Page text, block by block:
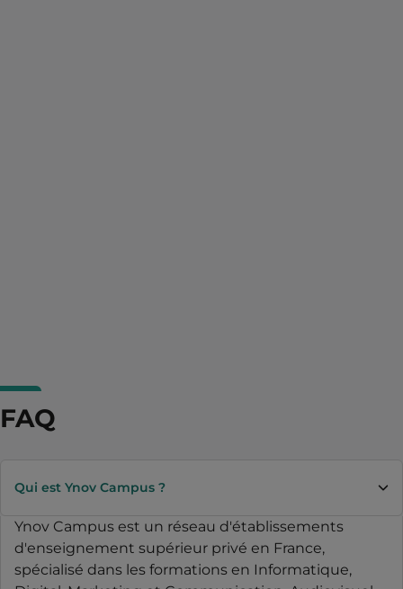
FAQ
Qui est Ynov Campus ?
Ynov Campus est un réseau d'établissements
d'enseignement supérieur privé en France,
spécialisé dans les formations en Informatique,